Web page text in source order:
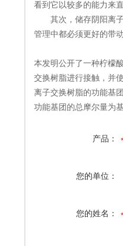
看到它以较多的能力来
其次，储存阴阳离子
管理中都必须更好的带
本发明公开了一种柠檬
交换树脂进行接触，并
离子交换树脂的功能基
功能基团的总摩尔量为
产品：
您的单位：
您的姓名：